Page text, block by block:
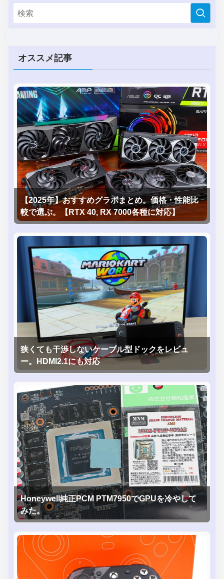
オススメ記事
【2025年】おすすめグラボまとめ。価格・性能比
較で選ぶ。【RTX 40, RX 7000各種に対応】
狭くても干渉しないケーブル型ドックをレビュ
ー。HDMI2.1にも対応
Honeywell純正PCM PTM7950でGPUを冷やして
みた。